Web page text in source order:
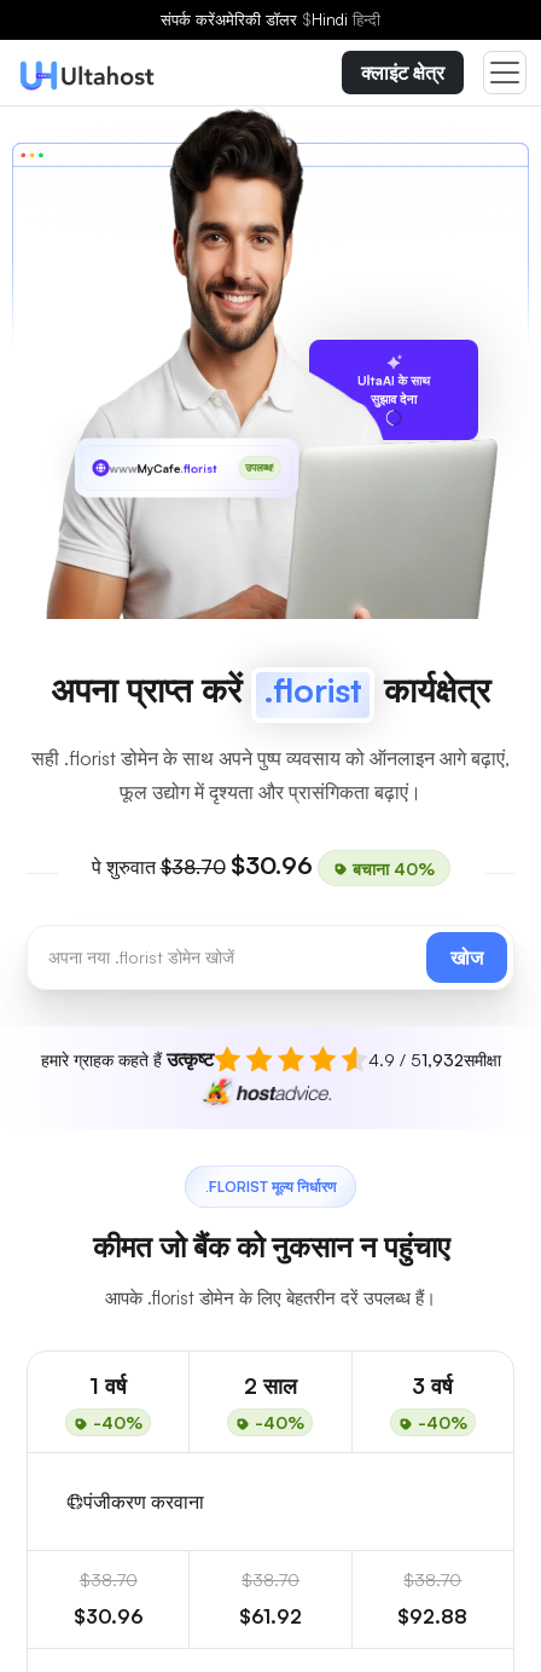
संपर्क करेंअमेरिकी डॉलर $Hindi हिन्दी
क्लाइंट क्षेत्र
UltaAI के साथ
सुझाव देना
wwwMyCafe.florist उपलब्ध!
अपना प्राप्त करें .florist कार्यक्षेत्र
सही .florist डोमेन के साथ अपने पुष्प व्यवसाय को ऑनलाइन आगे बढ़ाएं,
फूल उद्योग में दृश्यता और प्रासंगिकता बढ़ाएं।
पे शुरुवात$38.70 $30.96 बचाना 40%
खोज
हमारे ग्राहक कहते हैंउत्कृष्ट 4.9 / 51,932समीक्षा
.FLORIST मूल्य निर्धारण
कीमत जो बैंक को नुकसान न पहुंचाए
आपके .florist डोमेन के लिए बेहतरीन दरें उपलब्ध हैं।
1 वर्ष
-40%
2 साल
-40%
3 वर्ष
-40%
पंजीकरण करवाना
$38.70
$30.96
$38.70
$61.92
$38.70
$92.88